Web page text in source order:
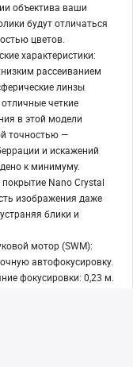
объектива ваши
будут отличаться
цветов.
характеристики:
рассеиванием
линзы
четкие
в этой модели
точностью —
и искажений
к минимуму.
Nano Crystal
изображения даже
блики и
мотор (SWM):
автофокусировку.
фокусировки: 0,23 м.